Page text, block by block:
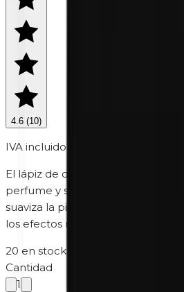
4.6 (10)
IVA incluido
El lápiz de ojos marrón mineral
perfume y sin parabenos,
suaviza la piel, y dióxido de
los efectos nocivos de los rayos UV.
20 en stock
Cantidad
1